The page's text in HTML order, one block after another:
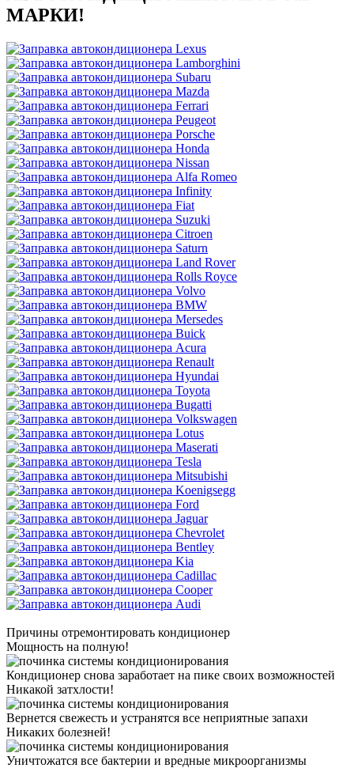
МАРКИ!
Причины отремонтировать кондиционер
Мощность на полную!
Кондиционер снова заработает на пике своих возможностей
Никакой затхлости!
Вернется свежесть и устранятся все неприятные запахи
Никаких болезней!
Уничтожатся все бактерии и вредные микроорганизмы